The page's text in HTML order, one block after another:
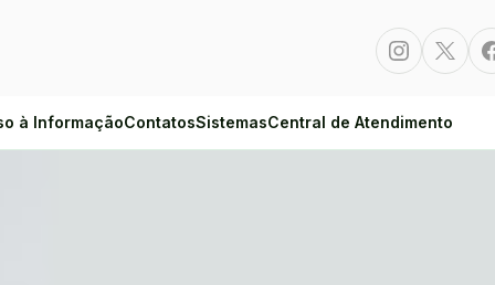
Instagram
à InformaçãoContatosSistemasCentral de Atendimento